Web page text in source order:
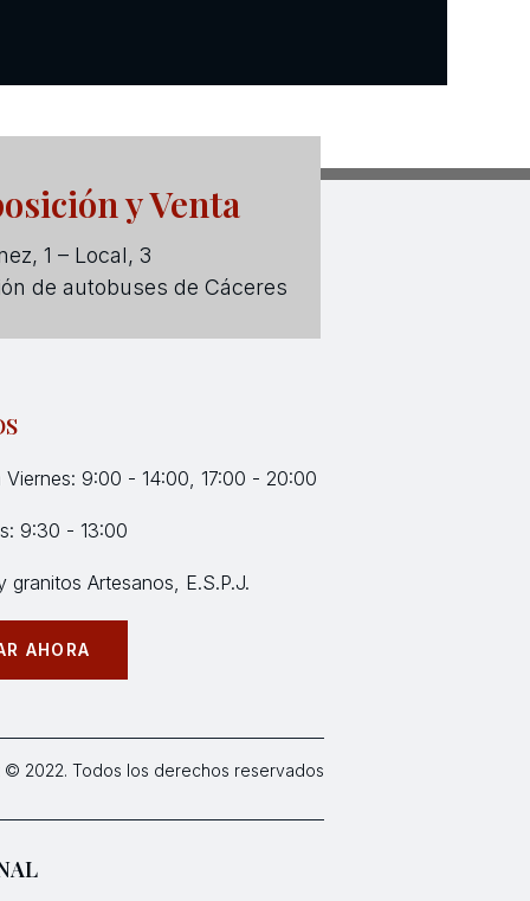
y Venta
1 – Local, 3
de autobuses de Cáceres
Viernes: 9:00 - 14:00, 17:00 - 20:00
9:30 - 13:00
granitos Artesanos, E.S.P.J.
AHORA
© 2022. Todos los derechos reservados